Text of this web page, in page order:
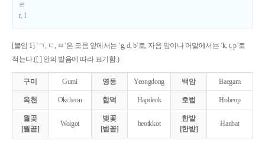
ㄹ
r, l
[붙임 1] ‘ㄱ, ㄷ, ㅂ’은 모음 앞에서는 ‘g, d, b’로, 자음 앞이나 어말에서는 ‘k, t, p’로
적는다.([ ] 안의 발음에 따라 표기함.)
구미 Gumi 영동 Yeongdong 백암 Baegam
옥천 Okcheon 합덕 Hapdeok 호법 Hobeop
월곶
[월곧]
Wolgot
벚꽃
[벋꼳]
beotkkot
한밭
[한받]
Hanbat